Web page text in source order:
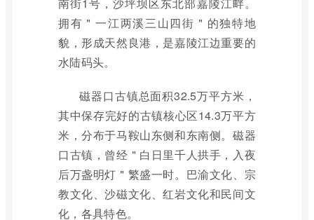
拥有＂一江两溪三山四街＂的独特地
貌，形成天然良港，是嘉陵江边重要的
水陆码头。
磁器口古镇总面积32.5万平方米，
其中保存完好的古镇核心区14.3万平方
米，分布于马鞍山东侧和东南侧。磁器
口古镇，曾经＂白日里千人拱手，入夜
后万盏明灯＂繁盛一时。巴渝文化、宗
教文化、沙磁文化、红岩文化和民间文
化，各具特色。